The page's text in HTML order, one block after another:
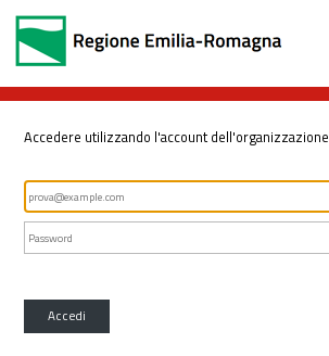
Accedere utilizzando l'account dell'organizzazione
Accedi